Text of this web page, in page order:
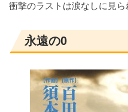
衝撃のラストは涙なしに見ら
永遠の0